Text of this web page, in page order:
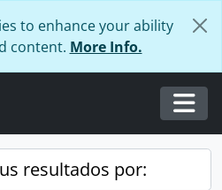
to enhance your ability
content. More Info.
resultados por: